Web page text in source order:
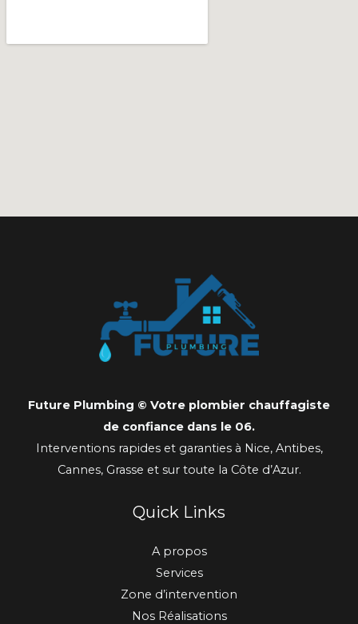
Future Plumbing © Votre plombier chauffagiste
de confiance dans le 06.
Interventions rapides et garanties à Nice, Antibes,
Cannes, Grasse et sur toute la Côte d’Azur.
Quick Links
A propos
Services
Zone d’intervention
Nos Réalisations